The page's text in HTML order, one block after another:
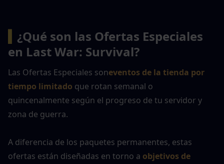
¿Qué son las Ofertas Especiales
en Last War: Survival?
Las Ofertas Especiales soneventos de la tienda por
tiempo limitado que rotan semanal o
quincenalmente según el progreso de tu servidor y
zona de guerra.
A diferencia de los paquetes permanentes, estas
ofertas están diseñadas en torno a objetivos de